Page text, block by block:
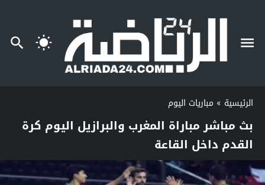
الرئيسية » مباريات اليوم
بث مباشر مباراة المغرب والبرازيل اليوم كرة
القدم داخل القاعة